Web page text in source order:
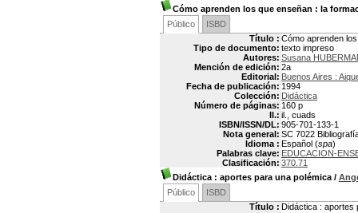
Cómo aprenden los que enseñan : la
Público
ISBD
Título : Cómo aprenden
Tipo de documento: texto impreso
Autores: Susana
Mención de edición: 2a
Editorial: Buenos Aires :
Fecha de publicación: 1994
Colección: Didáctica
Número de páginas: 160 p
Il.: il., cuads
ISBN/ISSN/DL: 905-701-133-1
Nota general: SC 7022
Idioma : Español (spa)
Palabras clave: EDUCACION-
Clasificación: 370.71
Didáctica : aportes para una polémica /
Público
ISBD
Título : Didáctica : aportes